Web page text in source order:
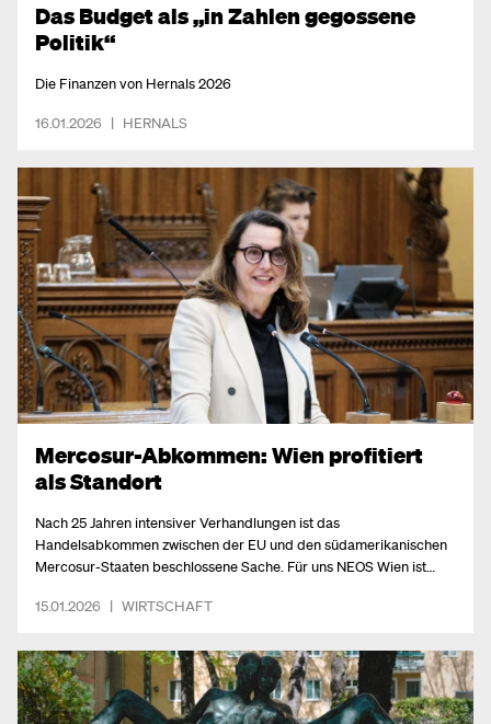
Das Budget als „in Zahlen gegossene
Politik“
Die Finanzen von Hernals 2026
16.01.2026 | HERNALS
Mercosur-Abkommen: Wien profitiert
als Standort
Nach 25 Jahren intensiver Verhandlungen ist das
Handelsabkommen zwischen der EU und den südamerikanischen
Mercosur-Staaten beschlossene Sache. Für uns NEOS Wien ist
Chance für den Wirtschaftsstandort. In einer vernetzten Welt darf
mitgestalten.
15.01.2026 | WIRTSCHAFT